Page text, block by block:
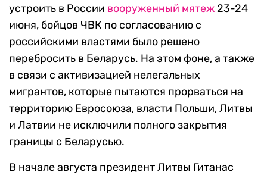
устроить в России вооруженный мятеж23-24
июня, бойцов ЧВК по согласованию с
российскими властями было решено
перебросить в Беларусь. На этом фоне, а также
в связи с активизацией нелегальных
мигрантов, которые пытаются прорваться на
территорию Евросоюза, власти Польши, Литвы
и Латвии не исключили полного закрытия
границы с Беларусью.
В начале августа президент Литвы Гитанас